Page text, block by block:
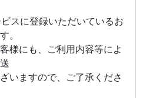
スに登録いただいているお
。
様にも、ご利用内容等によ
いますので、ご了承くださ